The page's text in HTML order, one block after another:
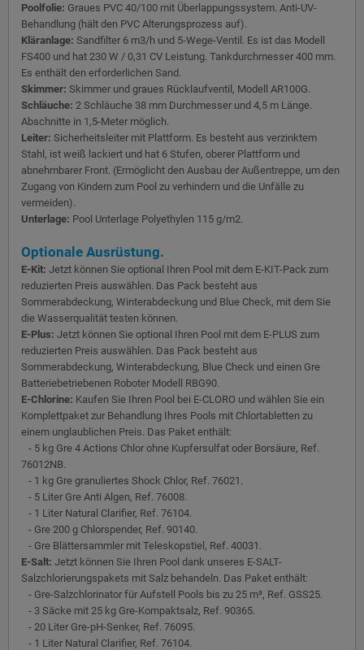
Poolfolie: Graues PVC 40/100 mit Überlappungssystem. Anti-UV-
Behandlung (hält den PVC Alterungsprozess auf).
Kläranlage: Sandfilter 6 m3/h und 5-Wege-Ventil. Es ist das Modell
FS400 und hat 230 W / 0,31 CV Leistung. Tankdurchmesser 400 mm.
Es enthält den erforderlichen Sand.
Skimmer: Skimmer und graues Rücklaufventil, Modell AR100G.
Schläuche: 2 Schläuche 38 mm Durchmesser und 4,5 m Länge.
Abschnitte in 1,5-Meter möglich.
Leiter: Sicherheitsleiter mit Plattform. Es besteht aus verzinktem
Stahl, ist weiß lackiert und hat 6 Stufen, oberer Plattform und
abnehmbarer Front. (Ermöglicht den Ausbau der Außentreppe, um den
Zugang von Kindern zum Pool zu verhindern und die Unfälle zu
vermeiden).
Unterlage: Pool Unterlage Polyethylen 115 g/m2.
Optionale Ausrüstung.
E-Kit: Jetzt können Sie optional Ihren Pool mit dem E-KIT-Pack zum
reduzierten Preis auswählen. Das Pack besteht aus
Sommerabdeckung, Winterabdeckung und Blue Check, mit dem Sie
die Wasserqualität testen können.
E-Plus: Jetzt können Sie optional Ihren Pool mit dem E-PLUS zum
reduzierten Preis auswählen. Das Pack besteht aus
Sommerabdeckung, Winterabdeckung, Blue Check und einen Gre
Batteriebetriebenen Roboter Modell RBG90.
E-Chlorine: Kaufen Sie Ihren Pool bei E-CLORO und wählen Sie ein
Komplettpaket zur Behandlung Ihres Pools mit Chlortabletten zu
einem unglaublichen Preis. Das Paket enthält:
- 5 kg Gre 4 Actions Chlor ohne Kupfersulfat oder Borsäure, Ref.
76012NB.
- 1 kg Gre granuliertes Shock Chlor, Ref. 76021.
- 5 Liter Gre Anti Algen, Ref. 76008.
- 1 Liter Natural Clarifier, Ref. 76104.
- Gre 200 g Chlorspender, Ref. 90140.
- Gre Blättersammler mit Teleskopstiel, Ref. 40031.
E-Salt: Jetzt können Sie Ihren Pool dank unseres E-SALT-
Salzchlorierungspakets mit Salz behandeln. Das Paket enthält:
- Gre-Salzchlorinator für Aufstell Pools bis zu 25 m³, Ref. GSS25.
- 3 Säcke mit 25 kg Gre-Kompaktsalz, Ref. 90365.
- 20 Liter Gre-pH-Senker, Ref. 76095.
- 1 Liter Natural Clarifier, Ref. 76104.